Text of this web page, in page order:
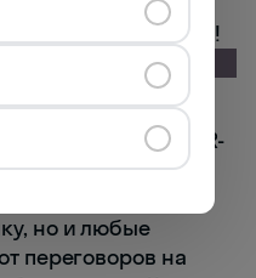
все получится!
заговорить на HR-
в Skyeng. На
не только
но и любые
переговоров на